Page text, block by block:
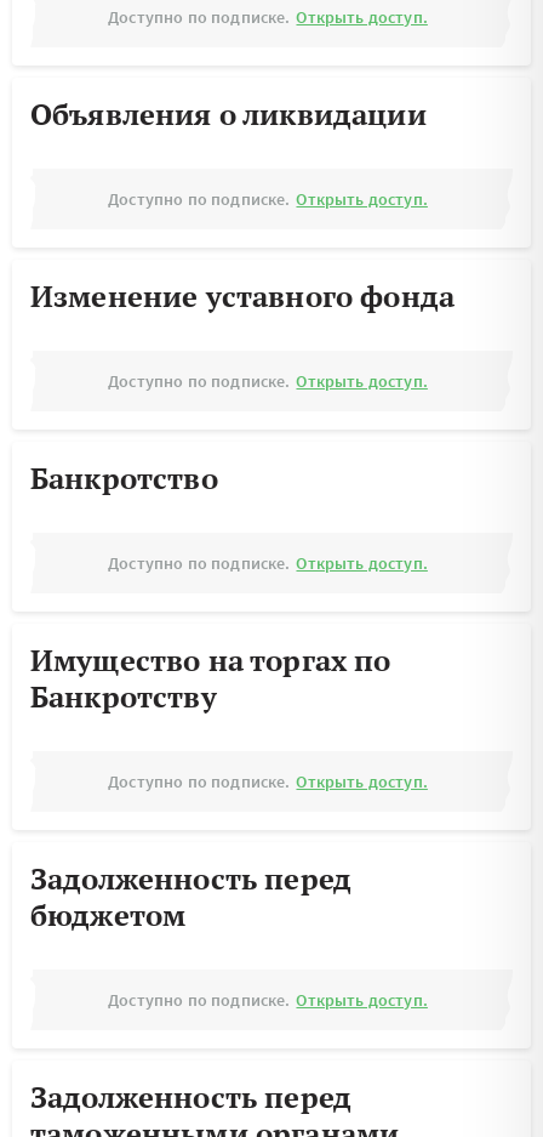
Доступно по подписке. Открыть доступ.
Объявления о ликвидации
Доступно по подписке. Открыть доступ.
Изменение уставного фонда
Доступно по подписке. Открыть доступ.
Банкротство
Доступно по подписке. Открыть доступ.
Имущество на торгах по
Банкротству
Доступно по подписке. Открыть доступ.
Задолженность перед
бюджетом
Доступно по подписке. Открыть доступ.
Задолженность перед